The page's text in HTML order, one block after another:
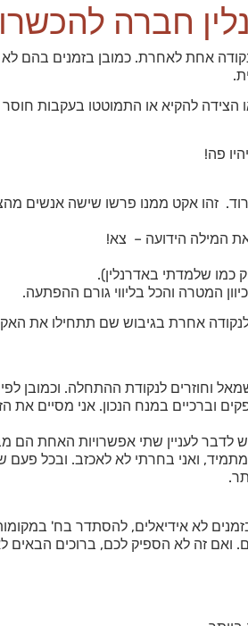
חברה
אחת לאחרת. כמובן בזמנים בהם
להקיא או התמוטטו בעקבות חוסר
פה!
זהו אקט ממנו פרשו שישה אנשים
את המילה הידועה – צא!
כמו שלמדתי באדרנלין).
המטרה והכל בליווי גורם ההפתעה.
אחרת בגיבוש שם תתחילו את
וברכיים במנח הנכון. אני מסיים את
לדבר לעניין שתי אפשרויות האחת
ואני בחרתי לא לאכזב. ובכל פעם
לא אידיאלים, להסתדר בח'
ואם זה לא הספיק לכם, ברוכים הבאים